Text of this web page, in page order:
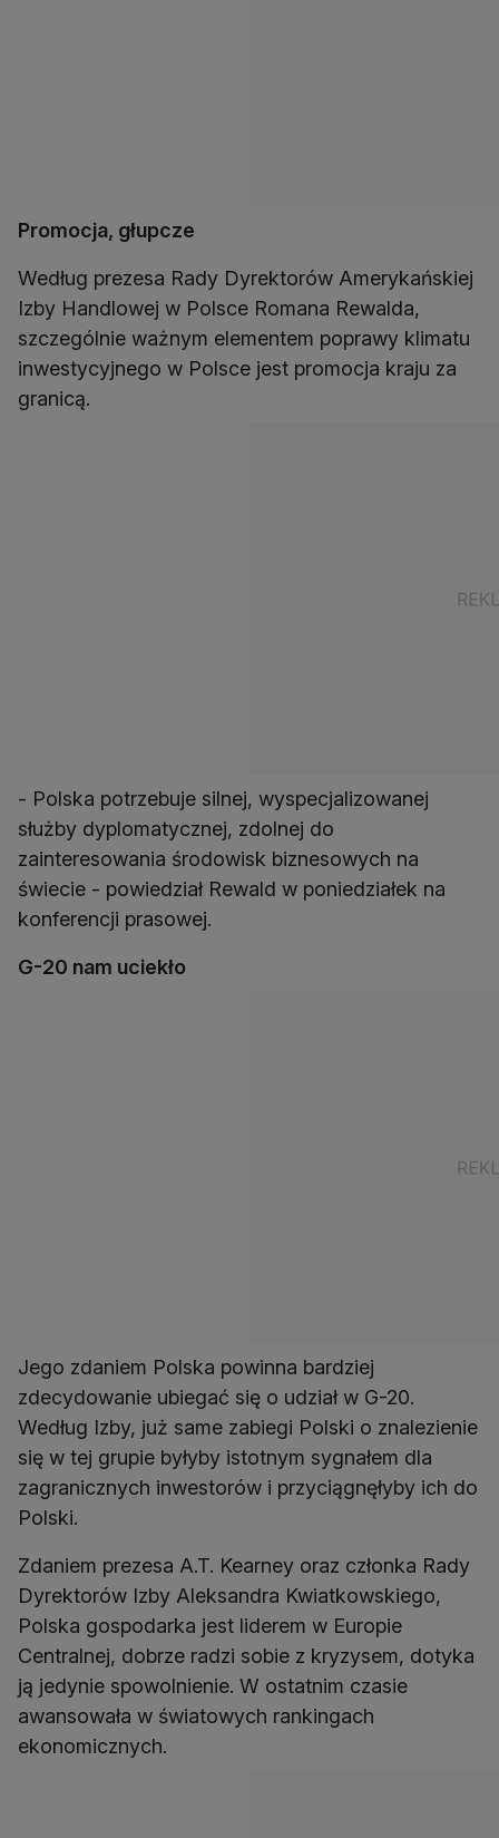
Promocja, głupcze
Według prezesa Rady Dyrektorów Amerykańskiej
Izby Handlowej w Polsce Romana Rewalda,
szczególnie ważnym elementem poprawy klimatu
inwestycyjnego w Polsce jest promocja kraju za
granicą.
- Polska potrzebuje silnej, wyspecjalizowanej
służby dyplomatycznej, zdolnej do
zainteresowania środowisk biznesowych na
świecie - powiedział Rewald w poniedziałek na
konferencji prasowej.
G-20 nam uciekło
Jego zdaniem Polska powinna bardziej
zdecydowanie ubiegać się o udział w G-20.
Według Izby, już same zabiegi Polski o znalezienie
się w tej grupie byłyby istotnym sygnałem dla
zagranicznych inwestorów i przyciągnęłyby ich do
Polski.
Zdaniem prezesa A.T. Kearney oraz członka Rady
Dyrektorów Izby Aleksandra Kwiatkowskiego,
Polska gospodarka jest liderem w Europie
Centralnej, dobrze radzi sobie z kryzysem, dotyka
ją jedynie spowolnienie. W ostatnim czasie
awansowała w światowych rankingach
ekonomicznych.